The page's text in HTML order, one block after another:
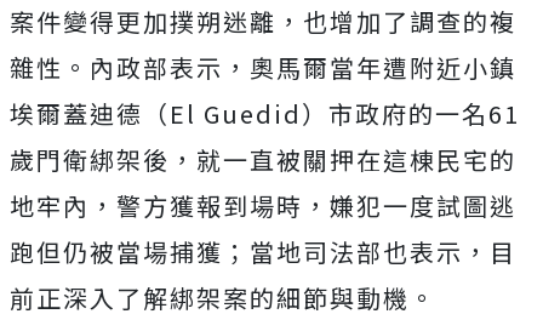
案件變得更加撲朔迷離，也增加了調查的複
雜性。 內政部表示，奧馬爾當年遭附近小鎮
埃爾蓋迪德（El Guedid）市政府的一名61
歲門衛綁架後，就一直被關押在這棟民宅的
地牢內，警方獲報到場時，嫌犯一度試圖逃
跑但仍被當場捕獲；當地司法部也表示，目
前正深入了解綁架案的細節與動機。